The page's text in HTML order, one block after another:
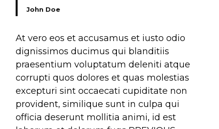
John Doe
At vero eos et accusamus et iusto odio
dignissimos ducimus qui blanditiis
praesentium voluptatum deleniti atque
corrupti quos dolores et quas molestias
excepturi sint occaecati cupiditate non
provident, similique sunt in culpa qui
officia deserunt mollitia animi, id est